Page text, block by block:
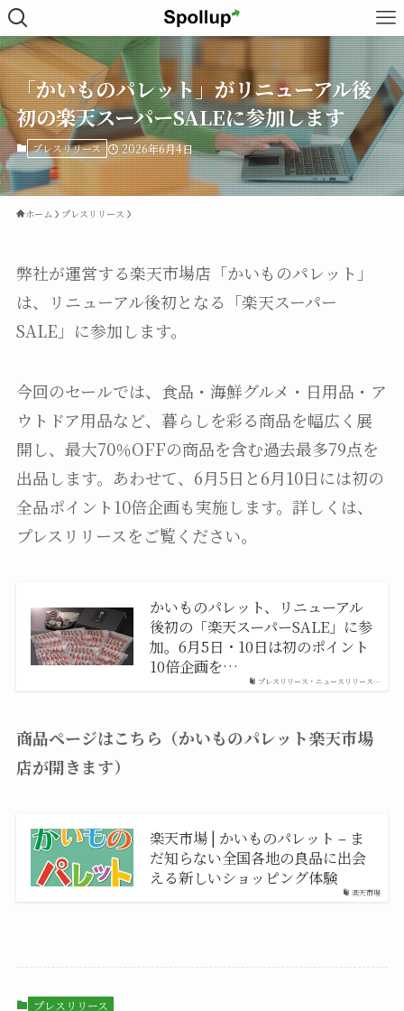
「かいものパレット」がリニューアル後
初の楽天スーパーSALEに参加します
プレスリリース 2026年6月4日
ホーム プレスリリース
弊社が運営する楽天市場店「かいものパレット」
は、リニューアル後初となる「楽天スーパー
SALE」に参加します。
今回のセールでは、食品・海鮮グルメ・日用品・ア
ウトドア用品など、暮らしを彩る商品を幅広く展
開し、最大70％OFFの商品を含む過去最多79点を
出品します。あわせて、6月5日と6月10日には初の
全品ポイント10倍企画も実施します。詳しくは、
プレスリリースをご覧ください。
プレスリリース・ニュースリリース…
かいものパレット、リニューアル
後初の「楽天スーパーSALE」に参
加。6月5日・10日は初のポイント
10倍企画を…
商品ページはこちら（かいものパレット楽天市場
店が開きます）
楽天市場
楽天市場 | かいものパレット – ま
だ知らない全国各地の良品に出会
える新しいショッピング体験
プレスリリース